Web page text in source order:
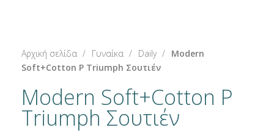
Αρχική σελίδα Γυναίκα Daily
Modern
Soft+Cotton P Triumph Σουτιέν
Modern Soft+Cotton P
Triumph Σουτιέν